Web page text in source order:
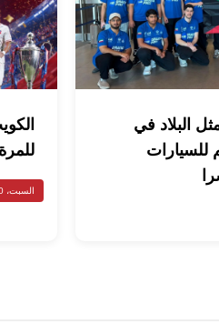
البلاد في
للسيارات
للمرة الـ21
السبت، 20 يونيو 2026 🗓️